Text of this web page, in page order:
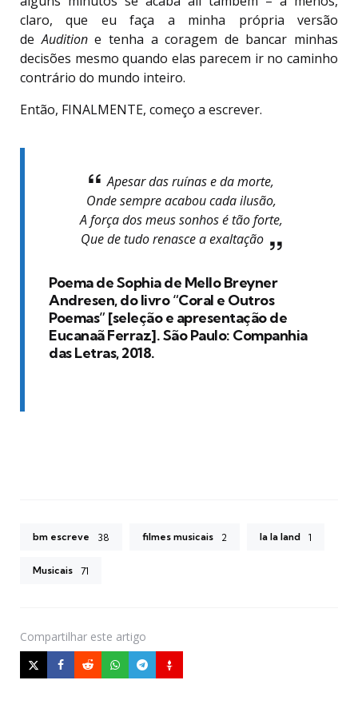
claro, que eu faça a minha própria versão
deAuditione tenha a coragem de bancar minhas
decisões mesmo quando elas parecem ir no caminho
contrário do mundo inteiro.
Então, FINALMENTE, começo a escrever.
Apesar das ruínas e da morte,
Onde sempre acabou cada ilusão,
A força dos meus sonhos é tão forte,
Que de tudo renasce a exaltação
Poema de Sophia de Mello Breyner
Andresen, do livro “Coral e Outros
Poemas” [seleção e apresentação de
Eucanaã Ferraz]. São Paulo: Companhia
das Letras, 2018.
bm escreve 38 filmes musicais 2 la la land 1
Musicais 71
Compartilhar este artigo